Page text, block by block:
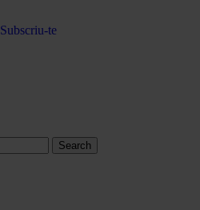
Subscriu-te